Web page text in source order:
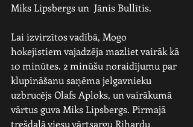
Miks Lipsbergs un  Jānis Bullītis.
Lai izvirzītos vadībā, Mogo
hokejistiem vajadzēja mazliet vairāk kā
10 minūtes. 2 minūšu noraidījumu par
klupināšanu saņēma jelgavnieku
uzbrucējs Olafs Aploks, un vairākumā
vārtus guva Miks Lipsbergs. Pirmajā
trešdaļā viesu vārtsargu Rihardu